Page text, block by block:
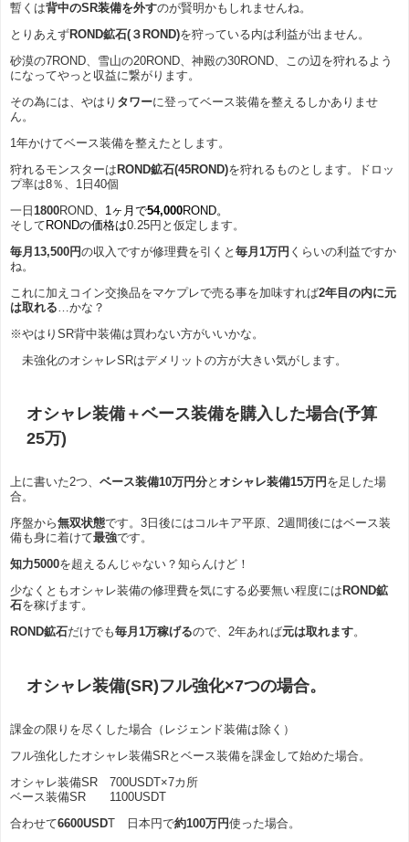
暫くは背中のSR装備を外すのが賢明かもしれませんね。
とりあえずROND鉱石(３ROND)を狩っている内は利益が出ません。
砂漠の7ROND、雪山の20ROND、神殿の30ROND、この辺を狩れるよう
になってやっと収益に繋がります。
その為には、やはり タワーに登ってベース装備を整えるしかありませ
ん。
1年かけてベース装備を整えたとします。
狩れるモンスターは ROND鉱石(45ROND)を狩れるものとします。ドロッ
プ率は8％、1日40個
一日 1800ROND 、1ヶ月で54,000ROND。
そして RONDの価格は0.25円と仮定します。
毎月13,500円の収入ですが修理費を引くと 毎月1万円 くらいの利益ですか
ね。
これに加えコイン交換品をマケプレで売る事を加味すれば2年目の内に元
は取れる …かな？
※やはりSR背中装備は買わない方がいいかな。
未強化のオシャレSRはデメリットの方が大きい気がします。
オシャレ装備＋ベース装備を購入した場合(予算
25万)
上に書いた2つ、 ベース装備10万円分と オシャレ装備15万円 を足した場
合。
序盤から無双状態です。3日後にはコルキア平原、2週間後にはベース装
備も身に着けて最強です。
知力5000を超えるんじゃない？知らんけど！
少なくともオシャレ装備の修理費を気にする必要無い程度には ROND鉱
石を稼げます。
ROND鉱石だけでも毎月1万稼げるので、2年あれば元は取れます。
オシャレ装備(SR)フル強化×7つの場合。
課金の限りを尽くした場合（レジェンド装備は除く）
フル強化したオシャレ装備SRとベース装備を課金して始めた場合。
オシャレ装備SR 700USDT×7カ所
ベース装備SR 1100USDT
合わせて6600USD T 日本円で約100万円使った場合。